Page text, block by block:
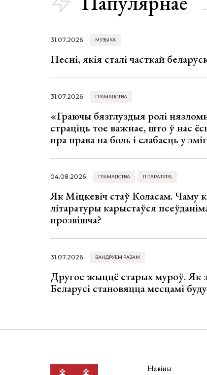
31.07.2026 МУЗЫКА
Песні, якія сталі часткай
31.07.2026 ГРАМАДСТВА
«Граючы бязглуздыя ролі
страціць тое важнае, што ў нас
пра права на боль і слабасць у
04.08.2026 ГРАМАДСТВА ЛІТАРАТУРА
Як Міцкевіч стаў Коласам. Чаму
літаратуры карыстаўся
прозвішча?
31.07.2026 ВАНДРУЕМ РАЗАМ
Другое жыццё старых муроў. Як
Беларусі становяцца месцамі
Навіны